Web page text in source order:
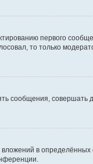
первого
то только
сообщения, совершать
в